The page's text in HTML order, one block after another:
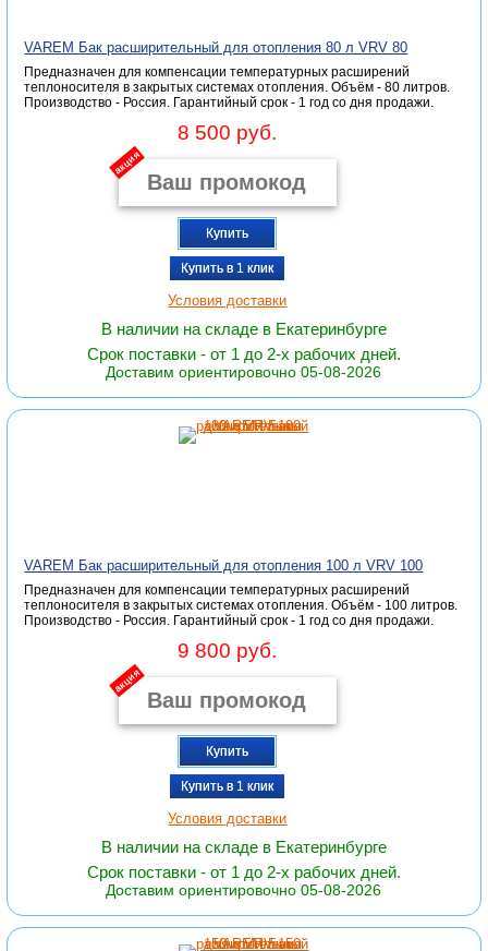
VAREM Бак расширительный для отопления 80 л VRV 80
Предназначен для компенсации температурных расширений
теплоносителя в закрытых системах отопления. Объём - 80 литров.
Производство - Россия. Гарантийный срок - 1 год со дня продажи.
8 500 руб.
акция
Купить
Купить в 1 клик
Условия доставки
В наличии на складе в Екатеринбурге
Срок поставки - от 1 до 2-х рабочих дней.
Доставим ориентировочно 05-08-2026
VAREM Бак расширительный для отопления 100 л VRV 100
Предназначен для компенсации температурных расширений
теплоносителя в закрытых системах отопления. Объём - 100 литров.
Производство - Россия. Гарантийный срок - 1 год со дня продажи.
9 800 руб.
акция
Купить
Купить в 1 клик
Условия доставки
В наличии на складе в Екатеринбурге
Срок поставки - от 1 до 2-х рабочих дней.
Доставим ориентировочно 05-08-2026